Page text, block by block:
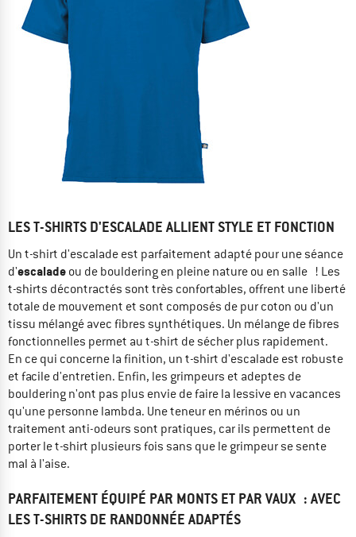
LES T-SHIRTS D'ESCALADE ALLIENT STYLE ET FONCTION
Un t-shirt d'escalade est parfaitement adapté pour une séance
d'escalade ou de bouldering en pleine nature ou en salle ! Les
t-shirts décontractés sont très confortables, offrent une liberté
totale de mouvement et sont composés de pur coton ou d'un
tissu mélangé avec fibres synthétiques. Un mélange de fibres
fonctionnelles permet au t-shirt de sécher plus rapidement.
En ce qui concerne la finition, un t-shirt d'escalade est robuste
et facile d'entretien. Enfin, les grimpeurs et adeptes de
bouldering n'ont pas plus envie de faire la lessive en vacances
qu'une personne lambda. Une teneur en mérinos ou un
traitement anti-odeurs sont pratiques, car ils permettent de
porter le t-shirt plusieurs fois sans que le grimpeur se sente
mal à l'aise.
PARFAITEMENT ÉQUIPÉ PAR MONTS ET PAR VAUX : AVEC
LES T-SHIRTS DE RANDONNÉE ADAPTÉS